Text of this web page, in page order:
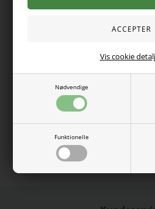
Nødvendige
Funktionelle
Vis cookie
Den skønneste tyl nederdel fra
over det hele, og så er den med en
100% polyester.
Vaskes ved 40 grader.
Varenummer:13237429-4647096